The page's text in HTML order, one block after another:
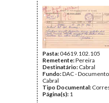
Pasta:04619.102.105
Remetente:Pereira
Destinatário: Cabral
Fundo:DAC -
Cabral
Tipo Documental:
Página(s): 1